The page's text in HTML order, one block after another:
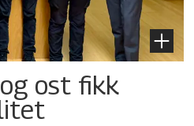
ost fikk